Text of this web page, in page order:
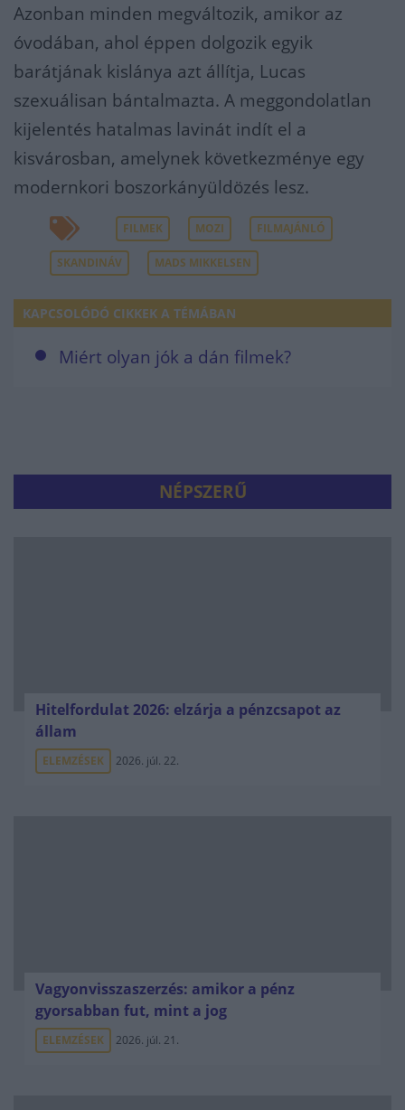
Azonban minden megváltozik, amikor az
óvodában, ahol éppen dolgozik egyik
barátjának kislánya azt állítja, Lucas
szexuálisan bántalmazta. A meggondolatlan
kijelentés hatalmas lavinát indít el a
kisvárosban, amelynek következménye egy
modernkori boszorkányüldözés lesz.
FILMEK MOZI FILMAJÁNLÓ
SKANDINÁV MADS MIKKELSEN
KAPCSOLÓDÓ CIKKEK A TÉMÁBAN
Miért olyan jók a dán filmek?
NÉPSZERŰ
Hitelfordulat 2026: elzárja a pénzcsapot az
állam
ELEMZÉSEK 2026. júl. 22.
Vagyonvisszaszerzés: amikor a pénz
gyorsabban fut, mint a jog
ELEMZÉSEK 2026. júl. 21.